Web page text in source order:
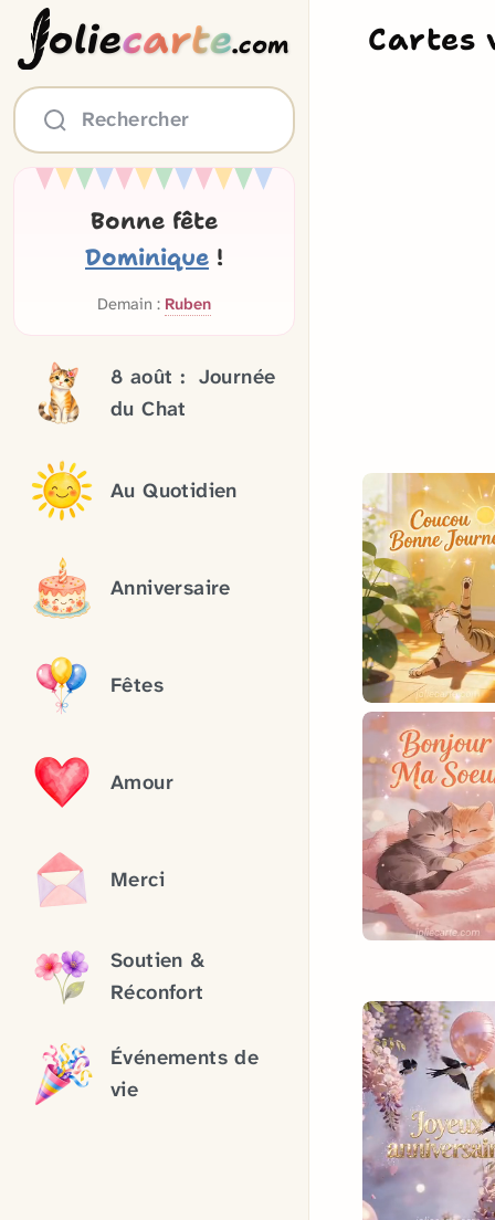
oliecarte.com
Rechercher
Bonne fête
Dominique !
Demain : Ruben
8 août : Journée
du Chat
Au Quotidien
Anniversaire
Fêtes
Amour
Merci
Soutien &
Réconfort
Événements de
vie
Cartes